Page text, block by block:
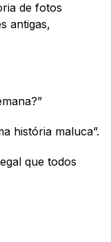
de fotos
antigas,
história maluca”.
que todos